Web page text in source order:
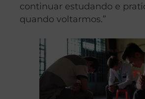
continuar estudando e
quando voltarmos.”